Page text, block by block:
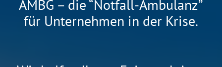
AMBG – die “Notfall-Ambulanz”
für Unternehmen in der Krise.